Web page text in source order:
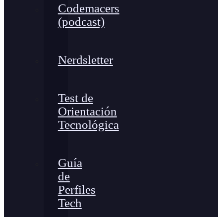
Codemacers
(podcast)
Nerdsletter
Test de
Orientación
Tecnológica
Guía
de
Perfiles
Tech